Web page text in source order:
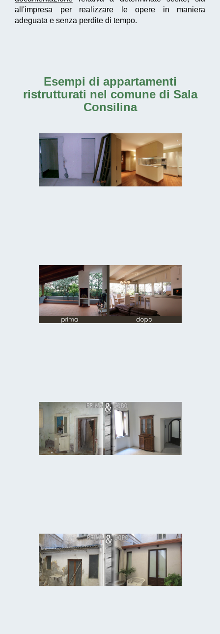
all'impresa per realizzare le opere in maniera
adeguata e senza perdite di tempo.
Esempi di appartamenti
ristrutturati nel comune di Sala
Consilina